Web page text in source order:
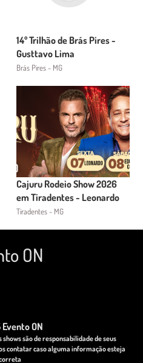
14º Trilhão de Brás Pires -
Gusttavo Lima
Brás Pires - MG
Cajuru Rodeio Show 2026
em Tiradentes - Leonardo
Tiradentes - MG
ON
ON
são de responsabilidade de seus
contatar caso alguma informação esteja